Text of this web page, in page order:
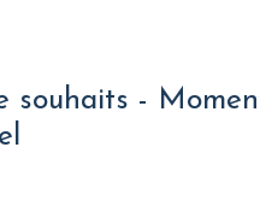
souhaits -